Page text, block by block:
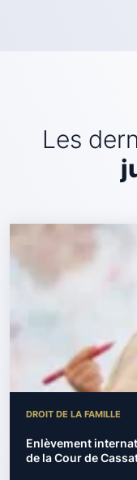
Les
DROIT DE LA FAMILLE
Enlèvement
de la Cour de